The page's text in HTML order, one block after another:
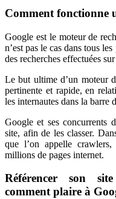
Comment fonctionne
Google est le moteur de
n’est pas le cas dans tous
des recherches effectuées
Le but ultime d’un moteur
pertinente et rapide, en
les internautes dans la barre
Google et ses concurrents
site, afin de les classer.
que l’on appelle
millions de pages internet.
Référencer son
comment plaire à